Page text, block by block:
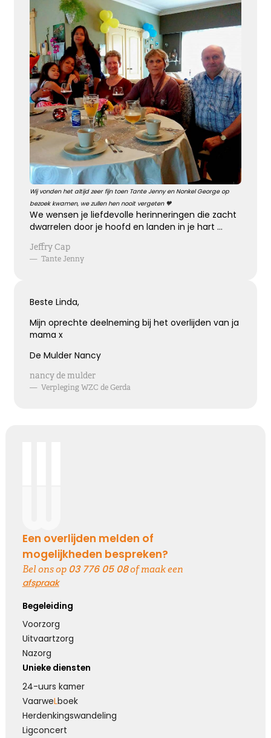
Wij vonden het altijd zeer fijn toen Tante Jenny en Nonkel George op
bezoek kwamen, we zullen hen nooit vergeten 🧡
We wensen je liefdevolle herinneringen die zacht
dwarrelen door je hoofd en landen in je hart ...
Jeffry Cap
— Tante Jenny
Beste Linda,
Mijn oprechte deelneming bij het overlijden van ja
mama x
De Mulder Nancy
nancy de mulder
— Verpleging WZC de Gerda
Bijzonder persoon gemist
De wereld mist een heel bijzonder iemand.
Een dierbaar, geliefd persoon.
Uniek en onvervangbaar.
Veel sterkte toegewenst!
Kies dit gedicht
Broosheid van het leven
We beseffen nu meer dan ooit,
Mijn oprechte deelneming
Je denkt terug aan hoe het was
Met een glimlach en een traan
Hoe verdrietig
Dat diegene die zo dierbaar was
Er niet meer is
Kies dit gedicht
Blijvende herinneringen
De foto’s, de herinneringen, de liefde in je hart, ze
zullen blijven.
Je draagt ze altijd met je mee.
Veel sterkte ...
Een overlijden melden of
mogelijkheden bespreken?
Bel ons op 03 776 05 08of maak een
afspraak
Begeleiding
Voorzorg
Uitvaartzorg
Nazorg
Unieke diensten
24-uurs kamer
VaarweLboek
Herdenkings­wandeling
Ligconcert